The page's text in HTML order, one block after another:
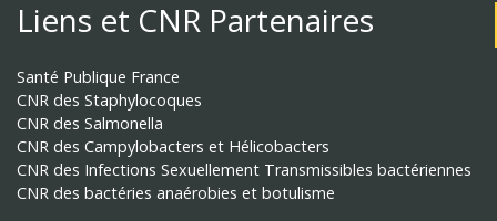
Liens et CNR Partenaires
Santé Publique France
CNR des Staphylocoques
CNR des Salmonella
CNR des Campylobacters et Hélicobacters
CNR des Infections Sexuellement Transmissibles bactériennes
CNR des bactéries anaérobies et botulisme